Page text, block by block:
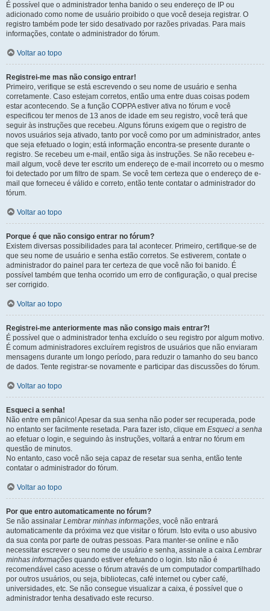
É possível que o administrador tenha banido o seu endereço de IP ou
adicionado como nome de usuário proibido o que você deseja registrar. O
registro também pode ter sido desativado por razões privadas. Para mais
informações, contate o administrador do fórum.
Voltar ao topo
Registrei-me mas não consigo entrar!
Primeiro, verifique se está escrevendo o seu nome de usuário e senha
corretamente. Caso estejam corretos, então uma entre duas coisas podem
estar acontecendo. Se a função COPPA estiver ativa no fórum e você
especificou ter menos de 13 anos de idade em seu registro, você terá que
seguir às instruções que recebeu. Alguns fóruns exigem que o registro de
novos usuários seja ativado, tanto por você como por um administrador, antes
que seja efetuado o login; está informação encontra-se presente durante o
registro. Se recebeu um e-mail, então siga às instruções. Se não recebeu e-
mail algum, você deve ter escrito um endereço de e-mail incorreto ou o mesmo
foi detectado por um filtro de spam. Se você tem certeza que o endereço de e-
mail que forneceu é válido e correto, então tente contatar o administrador do
fórum.
Voltar ao topo
Porque é que não consigo entrar no fórum?
Existem diversas possibilidades para tal acontecer. Primeiro, certifique-se de
que seu nome de usuário e senha estão corretos. Se estiverem, contate o
administrador do painel para ter certeza de que você não foi banido. É
possível também que tenha ocorrido um erro de configuração, o qual precise
ser corrigido.
Voltar ao topo
Registrei-me anteriormente mas não consigo mais entrar?!
É possível que o administrador tenha excluído o seu registro por algum motivo.
É comum administradores excluírem registros de usuários que não enviaram
mensagens durante um longo período, para reduzir o tamanho do seu banco
de dados. Tente registrar-se novamente e participar das discussões do fórum.
Voltar ao topo
Esqueci a senha!
Não entre em pânico! Apesar da sua senha não poder ser recuperada, pode
no entanto ser facilmente resetada. Para fazer isto, clique em Esqueci a senha
ao efetuar o login, e seguindo às instruções, voltará a entrar no fórum em
questão de minutos.
No entanto, caso você não seja capaz de resetar sua senha, então tente
contatar o administrador do fórum.
Voltar ao topo
Por que entro automaticamente no fórum?
Se não assinalar Lembrar minhas informações, você não entrará
automaticamente da próxima vez que visitar o fórum. Isto evita o uso abusivo
da sua conta por parte de outras pessoas. Para manter-se online e não
necessitar escrever o seu nome de usuário e senha, assinale a caixa Lembrar
minhas informações quando estiver efetuando o login. Isto não é
recomendável caso acesse o fórum através de um computador compartilhado
por outros usuários, ou seja, bibliotecas, café internet ou cyber café,
universidades, etc. Se não consegue visualizar a caixa, é possível que o
administrador tenha desativado este recurso.